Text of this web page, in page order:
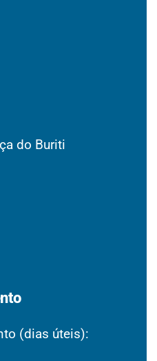
do Buriti
(dias úteis):